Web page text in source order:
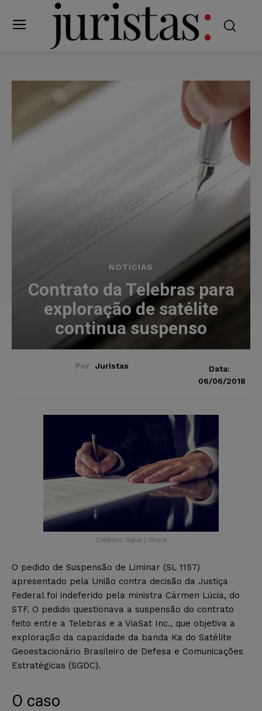
NOTÍCIAS
Contrato da Telebras para
exploração de satélite
continua suspenso
Por Juristas
Data:
06/06/2018
Créditos: Gajus | iStock
O pedido de Suspensão de Liminar (SL 1157)
apresentado pela União contra decisão da Justiça
Federal foi indeferido pela ministra Cármen Lúcia, do
STF. O pedido questionava a suspensão do contrato
feito entre a Telebras e a ViaSat Inc., que objetiva a
exploração da capacidade da banda Ka do Satélite
Geoestacionário Brasileiro de Defesa e Comunicações
Estratégicas (SGDC).
O caso